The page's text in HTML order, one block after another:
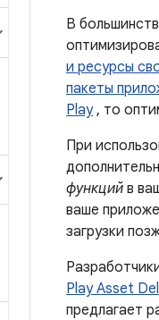
В
и ресурсы
пакеты
Play, то
При
функций в
ваше
загрузки
Play Asset
предлагает